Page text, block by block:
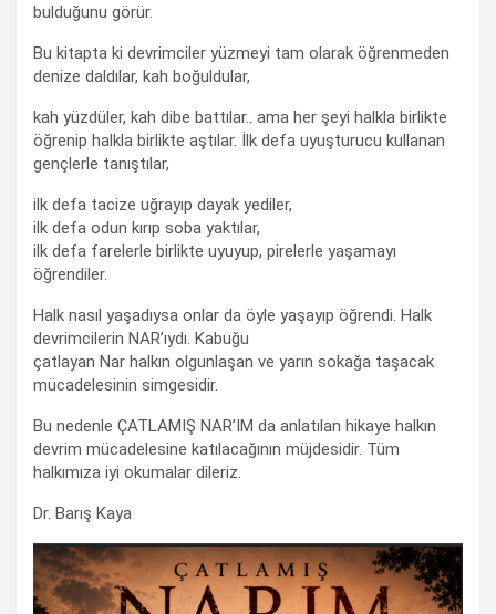
bulduğunu görür.
Bu kitapta ki devrimciler yüzmeyi tam olarak öğrenmeden
denize daldılar, kah boğuldular,
kah yüzdüler, kah dibe battılar.. ama her şeyi halkla birlikte
öğrenip halkla birlikte aştılar. İlk defa uyuşturucu kullanan
gençlerle tanıştılar,
ilk defa tacize uğrayıp dayak yediler,
ilk defa odun kırıp soba yaktılar,
ilk defa farelerle birlikte uyuyup, pirelerle yaşamayı
öğrendiler.
Halk nasıl yaşadıysa onlar da öyle yaşayıp öğrendi. Halk
devrimcilerin NAR’ıydı. Kabuğu
çatlayan Nar halkın olgunlaşan ve yarın sokağa taşacak
mücadelesinin simgesidir.
Bu nedenle ÇATLAMIŞ NAR’IM da anlatılan hikaye halkın
devrim mücadelesine katılacağının müjdesidir. Tüm
halkımıza iyi okumalar dileriz.
Dr. Barış Kaya